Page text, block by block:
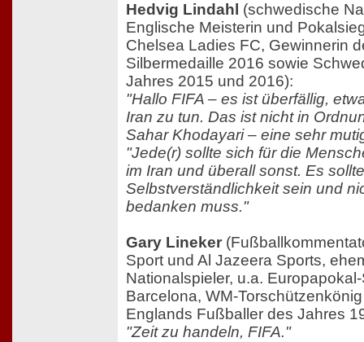
Hedvig Lindahl (schwedische
Englische Meisterin und
Chelsea Ladies FC, Gewinnerin
Silbermedaille 2016 sowie
Jahres 2015 und 2016):
"Hallo FIFA – es ist überfällig,
Iran zu tun. Das ist nicht in
Sahar Khodayari – eine sehr
"Jede(r) sollte sich für die
im Iran und überall sonst. Es
Selbstverständlichkeit sein und
bedanken muss."
Gary Lineker
Sport und Al Jazeera Sports,
Nationalspieler, u.a.
Barcelona, WM-
Englands Fußballer des Jahres
"Zeit zu handeln, FIFA."